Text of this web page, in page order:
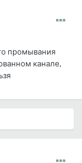
промывания
канале,